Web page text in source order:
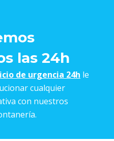
las 24h
de urgencia 24h le
cualquier
con nuestros